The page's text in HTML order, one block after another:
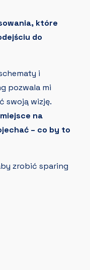
które
do
i
pozwala mi
swoją wizję.
na
– co by to
zrobić sparing